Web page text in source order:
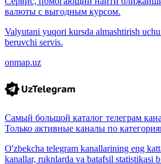
валюты с выгодным курсом.
Valyutani yuqori kursda almashtirish
beruvchi servis.
onmap.uz
Самый большой каталог телеграм
Только активные каналы по
O'zbekcha telegram kanallarining eng
kanallar, ruknlarda va batafsil statistikasi